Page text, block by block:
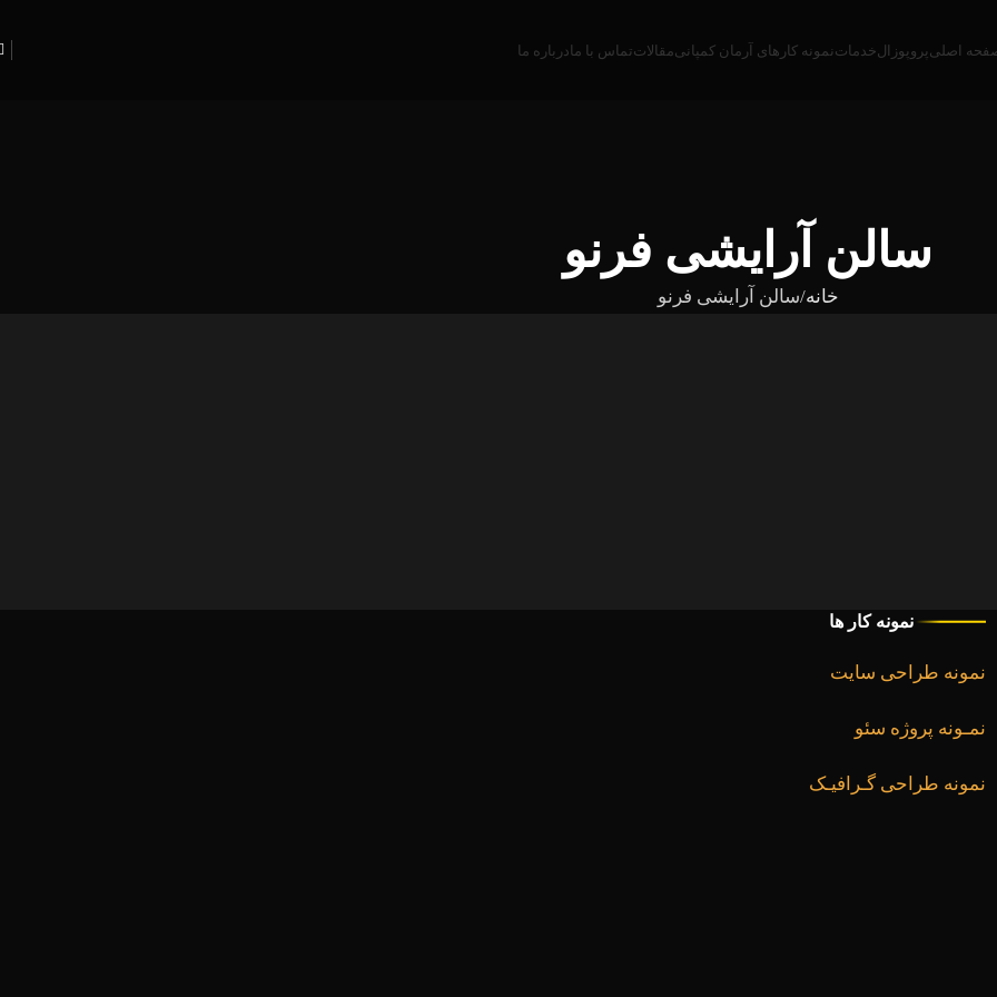
اصلی پروپوزالخدمات نمونه کارهای آرمان کمپانیمقالاتتماس با مادرباره ما
سالن آرایشی فرنو
خانه سالن آرایشی فرنو
نمونه کار ها
نمونه طراحی سایت
نمـونه پروژه سئو
نمونه طراحی گـرافیـک